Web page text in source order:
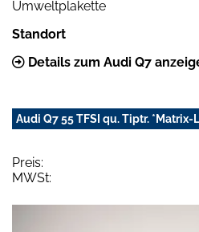
Umweltplakette
Standort
Details zum Audi Q7
Audi Q7 55 TFSI qu. Tiptr. *Matrix-
Preis:
MWSt: